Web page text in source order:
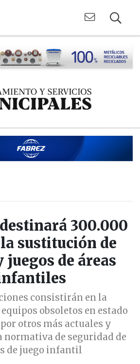
300.000
sustitución de
juegos de áreas
consistirán en la
obsoletos en estado
otros más actuales y
normativa de seguridad de
de juego infantil